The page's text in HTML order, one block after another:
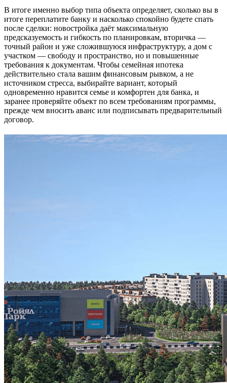
В итоге именно выбор типа объекта определяет, сколько вы в
итоге переплатите банку и насколько спокойно будете спать
после сделки: новостройка даёт максимальную
предсказуемость и гибкость по планировкам, вторичка —
точный район и уже сложившуюся инфраструктуру, а дом с
участком — свободу и пространство, но и повышенные
требования к документам. Чтобы семейная ипотека
действительно стала вашим финансовым рывком, а не
источником стресса, выбирайте вариант, который
одновременно нравится семье и комфортен для банка, и
заранее проверяйте объект по всем требованиям программы,
прежде чем вносить аванс или подписывать предварительный
договор.